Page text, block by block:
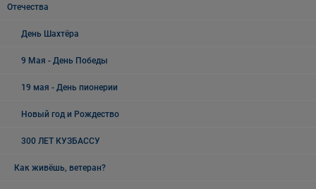
Отечества
День Шахтёра
9 Мая - День Победы
19 мая - День пионерии
Новый год и Рождество
300 ЛЕТ КУЗБАССУ
Как живёшь, ветеран?